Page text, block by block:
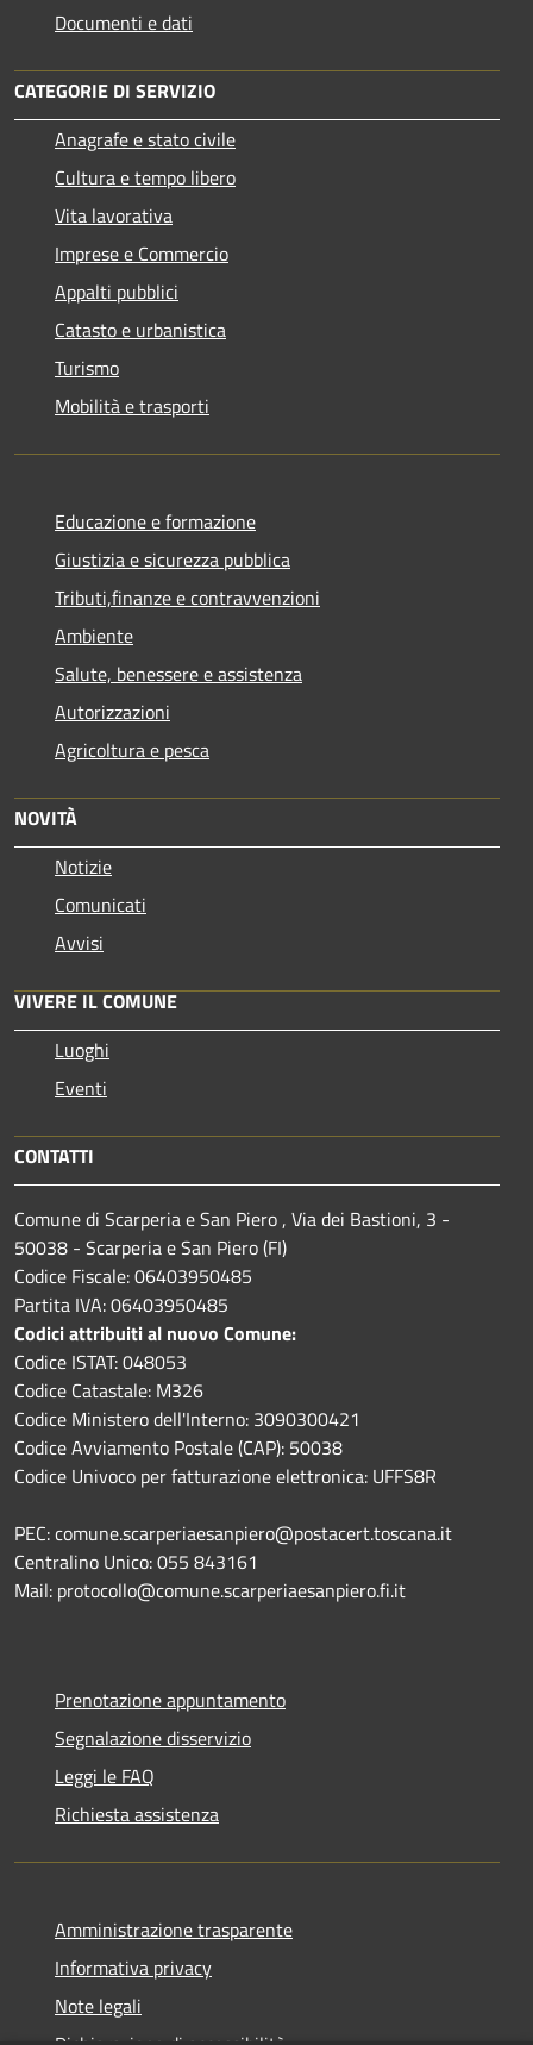
Documenti e dati
CATEGORIE DI SERVIZIO
Anagrafe e stato civile
Cultura e tempo libero
Vita lavorativa
Imprese e Commercio
Appalti pubblici
Catasto e urbanistica
Turismo
Mobilità e trasporti
Educazione e formazione
Giustizia e sicurezza pubblica
Tributi,finanze e contravvenzioni
Ambiente
Salute, benessere e assistenza
Autorizzazioni
Agricoltura e pesca
NOVITÀ
Notizie
Comunicati
Avvisi
VIVERE IL COMUNE
Luoghi
Eventi
CONTATTI
Comune di Scarperia e San Piero , Via dei Bastioni, 3 -
50038 - Scarperia e San Piero (FI)
Codice Fiscale: 06403950485
Partita IVA: 06403950485
Codici attribuiti al nuovo Comune:
Codice ISTAT: 048053
Codice Catastale: M326
Codice Ministero dell'Interno: 3090300421
Codice Avviamento Postale (CAP): 50038
Codice Univoco per fatturazione elettronica: UFFS8R
PEC: comune.scarperiaesanpiero@postacert.toscana.it
Centralino Unico: 055 843161
Mail: protocollo@comune.scarperiaesanpiero.fi.it
Prenotazione appuntamento
Segnalazione disservizio
Leggi le FAQ
Richiesta assistenza
Amministrazione trasparente
Informativa privacy
Note legali